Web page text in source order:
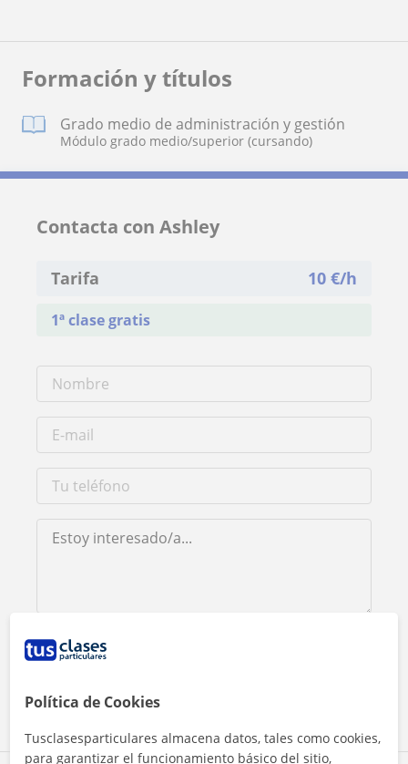
Formación y títulos
Grado medio de administración y gestión
Módulo grado medio/superior (cursando)
Contacta con Ashley
Tarifa 10 €/h
1ª clase gratis
Al hacer clic, aceptas nuestro
Política de Cookies
Tusclasesparticulares almacena datos, tales como cookies,
para garantizar el funcionamiento básico del sitio,